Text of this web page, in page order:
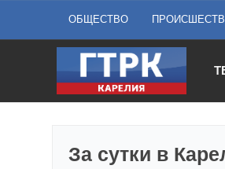
ОБЩЕСТВО
За сутки в